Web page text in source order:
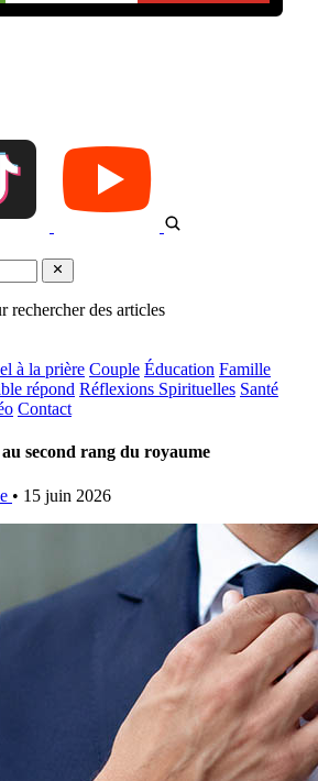
rechercher des articles
à la prière Couple Éducation Famille
répond Réflexions Spirituelles Santé
Contact
second rang du royaume
• 15 juin 2026